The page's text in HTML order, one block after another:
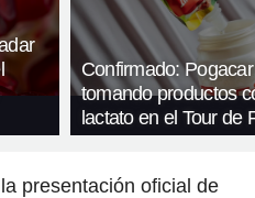
Confirmado:
tomando productos
lactato en el Tour de
presentación oficial de